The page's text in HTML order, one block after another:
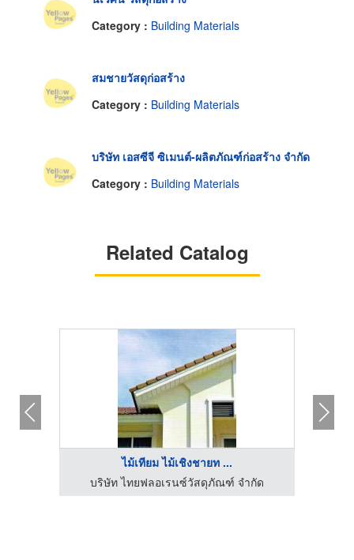
Category : Building Materials
สมชายวัสดุก่อสร้าง
Category : Building Materials
บริษัท เอสซีจี ซิเมนต์-ผลิตภัณฑ์ก่อสร้าง จำกัด
Category : Building Materials
Related Catalog
ไม้เทียม ไม้เชิงชายท ...
บริษัท ไทยฟลอเรนซ์วัสดุภัณฑ์ จำกัด